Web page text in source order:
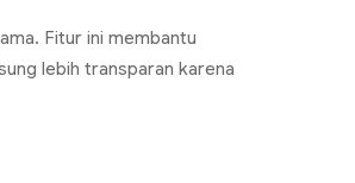
Fitur ini membantu
lebih transparan karena